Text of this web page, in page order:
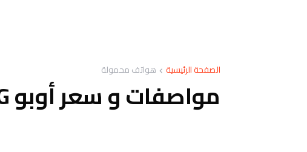
الصفحة الرئيسية هواتف محمولة
مواصفات و سعر أوبو Oppo A1 5G